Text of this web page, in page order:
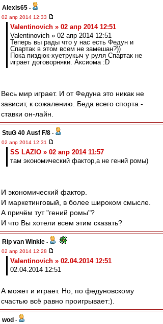
Alexis65 -
02 апр 2014 12:33
Valentinovich » 02 апр 2014 12:51
Valentinovich » 02 апр 2014 12:51
Теперь вы рады что у нас есть Федун и
Спартак в этом всем не замешан?))
Пока пиздюк-хуетрукыч у руля Спартак не
играет договорняки. Аксиома :D
Весь мир играет. И от Федуна это никак не
зависит, к сожалению. Беда всего спорта -
ставки он-лайн.
StuG 40 Ausf F/8 -
02 апр 2014 12:31
SS LAZIO » 02 апр 2014 11:57
там экономический фактор,а не гений ромы)
И экономический фактор.
И маркетинговый, в более широком смысле.
А причём тут "гений ромы"?
И что Вы хотели всем этим сказать?
Rip van Winkle -
02 апр 2014 12:28
Valentinovich » 02.04.2014 12:51
02.04.2014 12:51
А может и играет. Но, по федуновскому
счастью всё равно проигрывает:).
wod -